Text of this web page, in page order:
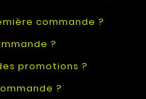
commande ?
?
promotions ?
?